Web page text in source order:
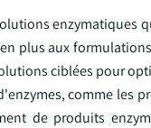
enzymatiques
plus aux
ciblées pour
comme les
de produits